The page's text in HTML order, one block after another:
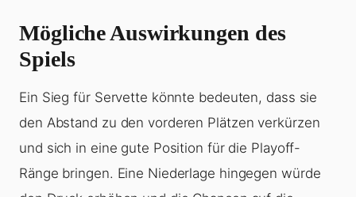
Mögliche Auswirkungen des
Spiels
Ein Sieg für Servette könnte bedeuten, dass sie
den Abstand zu den vorderen Plätzen verkürzen
und sich in eine gute Position für die Playoff-
Ränge bringen. Eine Niederlage hingegen würde